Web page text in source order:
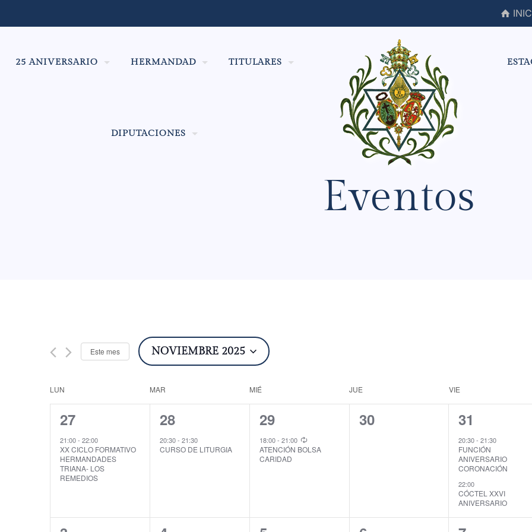
25 ANIVERSARIO HERMANDAD TITULARES
DIPUTACIONES
Eventos
Este mes NOVIEMBRE 2025
fecha.
Calendario
de
Eventos
LUN MAR MIÉ JUE VIE
1
evento,
27
21:00- 22:00
XX CICLO FORMATIVO
HERMANDADES
TRIANA- LOS
REMEDIOS
1
evento,
28
20:30- 21:30
CURSO DE LITURGIA
1
evento,
29
18:00- 21:00
ATENCIÓN BOLSA
CARIDAD
0
30
2
eventos,
31
20:30-21:30
FUNCIÓN
ANIVERSARIO
CORONACIÓN
22:00
CÓCTEL XXVI
ANIVERSARIO